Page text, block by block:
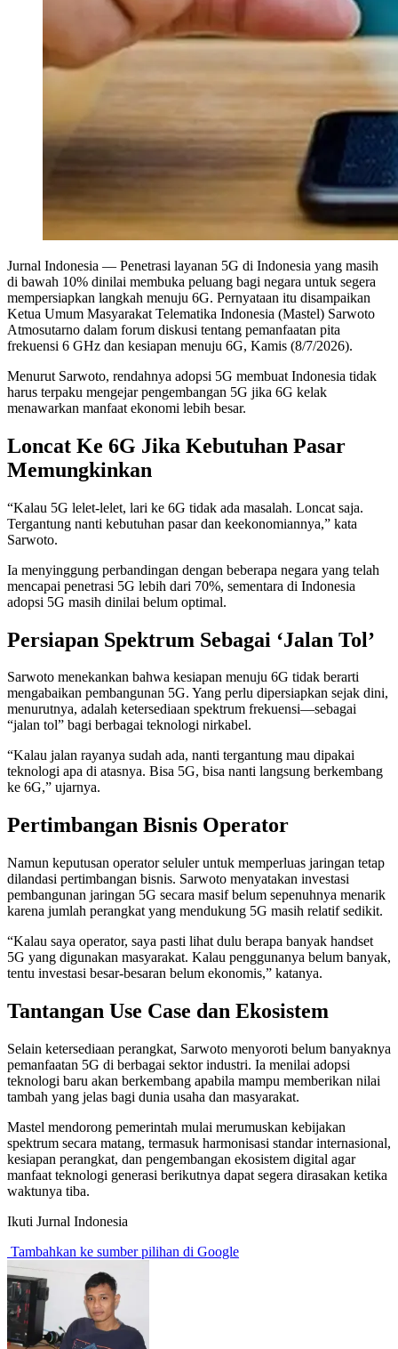
Jurnal Indonesia — Penetrasi layanan 5G di Indonesia yang masih
di bawah 10% dinilai membuka peluang bagi negara untuk segera
mempersiapkan langkah menuju 6G. Pernyataan itu disampaikan
Ketua Umum Masyarakat Telematika Indonesia (Mastel) Sarwoto
Atmosutarno dalam forum diskusi tentang pemanfaatan pita
frekuensi 6 GHz dan kesiapan menuju 6G, Kamis (8/7/2026).
Menurut Sarwoto, rendahnya adopsi 5G membuat Indonesia tidak
harus terpaku mengejar pengembangan 5G jika 6G kelak
menawarkan manfaat ekonomi lebih besar.
Loncat Ke 6G Jika Kebutuhan Pasar
Memungkinkan
“Kalau 5G lelet-lelet, lari ke 6G tidak ada masalah. Loncat saja.
Tergantung nanti kebutuhan pasar dan keekonomiannya,” kata
Sarwoto.
Ia menyinggung perbandingan dengan beberapa negara yang telah
mencapai penetrasi 5G lebih dari 70%, sementara di Indonesia
adopsi 5G masih dinilai belum optimal.
Persiapan Spektrum Sebagai ‘Jalan Tol’
Sarwoto menekankan bahwa kesiapan menuju 6G tidak berarti
mengabaikan pembangunan 5G. Yang perlu dipersiapkan sejak dini,
menurutnya, adalah ketersediaan spektrum frekuensi—sebagai
“jalan tol” bagi berbagai teknologi nirkabel.
“Kalau jalan rayanya sudah ada, nanti tergantung mau dipakai
teknologi apa di atasnya. Bisa 5G, bisa nanti langsung berkembang
ke 6G,” ujarnya.
Pertimbangan Bisnis Operator
Namun keputusan operator seluler untuk memperluas jaringan tetap
dilandasi pertimbangan bisnis. Sarwoto menyatakan investasi
pembangunan jaringan 5G secara masif belum sepenuhnya menarik
karena jumlah perangkat yang mendukung 5G masih relatif sedikit.
“Kalau saya operator, saya pasti lihat dulu berapa banyak handset
5G yang digunakan masyarakat. Kalau penggunanya belum banyak,
tentu investasi besar-besaran belum ekonomis,” katanya.
Tantangan Use Case dan Ekosistem
Selain ketersediaan perangkat, Sarwoto menyoroti belum banyaknya
pemanfaatan 5G di berbagai sektor industri. Ia menilai adopsi
teknologi baru akan berkembang apabila mampu memberikan nilai
tambah yang jelas bagi dunia usaha dan masyarakat.
Mastel mendorong pemerintah mulai merumuskan kebijakan
spektrum secara matang, termasuk harmonisasi standar internasional,
kesiapan perangkat, dan pengembangan ekosistem digital agar
manfaat teknologi generasi berikutnya dapat segera dirasakan ketika
waktunya tiba.
Ikuti Jurnal Indonesia
Tambahkan ke sumber pilihan di Google